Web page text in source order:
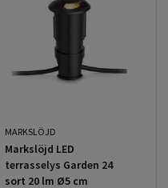
MARKSLÖJD
Markslöjd LED
terrasselys Garden 24
sort 20 lm Ø5 cm